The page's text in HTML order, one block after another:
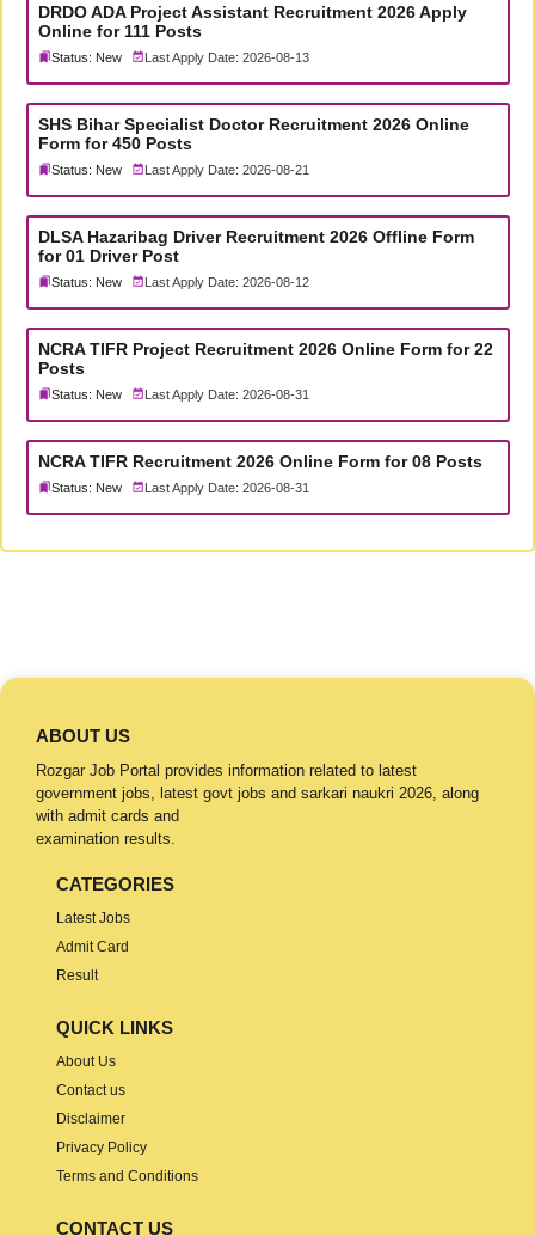
DRDO ADA Project Assistant Recruitment 2026 Apply
Online for 111 Posts
Status: New Last Apply Date: 2026-08-13
SHS Bihar Specialist Doctor Recruitment 2026 Online
Form for 450 Posts
Status: New Last Apply Date: 2026-08-21
DLSA Hazaribag Driver Recruitment 2026 Offline Form
for 01 Driver Post
Status: New Last Apply Date: 2026-08-12
NCRA TIFR Project Recruitment 2026 Online Form for 22
Posts
Status: New Last Apply Date: 2026-08-31
NCRA TIFR Recruitment 2026 Online Form for 08 Posts
Status: New Last Apply Date: 2026-08-31
ABOUT US
Rozgar Job Portal provides information related to latest
government jobs, latest govt jobs and sarkari naukri 2026, along
with admit cards and
examination results.
CATEGORIES
Latest Jobs
Admit Card
Result
QUICK LINKS
About Us
Contact us
Disclaimer
Privacy Policy
Terms and Conditions
CONTACT US